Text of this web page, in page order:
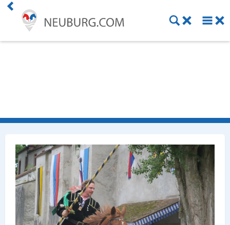
Dienstleistung
Gesundheit
Freizeit
Stellenanzeigen
Online Shops